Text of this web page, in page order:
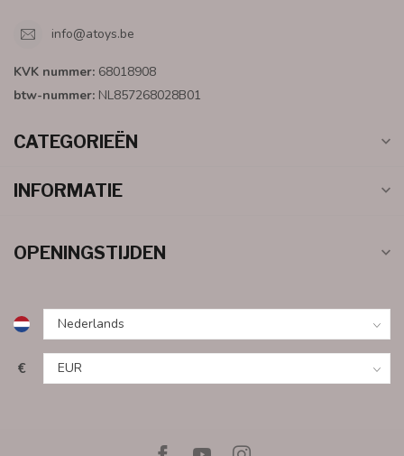
info@atoys.be
KVK nummer: 68018908
btw-nummer: NL857268028B01
CATEGORIEËN
INFORMATIE
OPENINGSTIJDEN
€